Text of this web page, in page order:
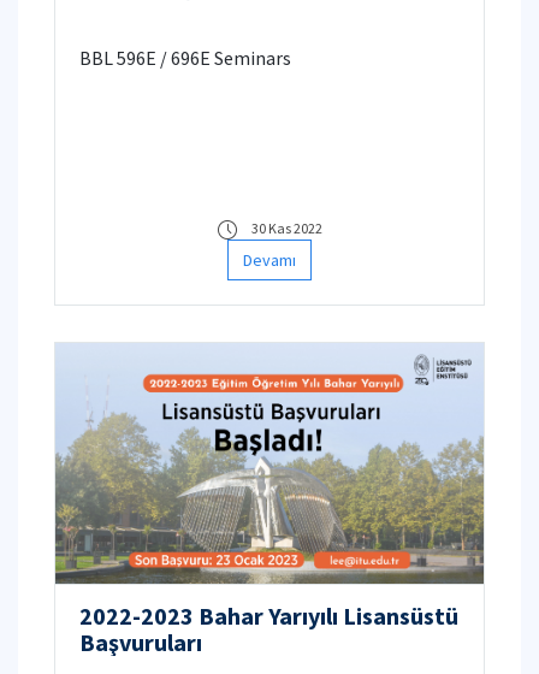
BBL 596E / 696E Seminars
30 Kas 2022
Devamı
2022-2023 Bahar Yarıyılı Lisansüstü
Başvuruları